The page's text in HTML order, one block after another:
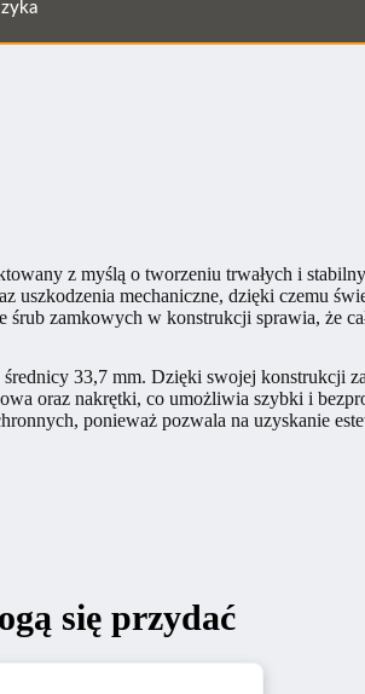
z myślą o tworzeniu trwałych i
mechaniczne, dzięki czemu
zamkowych w konstrukcji sprawia, że
33,7 mm. Dzięki swojej konstrukcji
oraz nakrętki, co umożliwia szybki i
ponieważ pozwala na uzyskanie
się przydać